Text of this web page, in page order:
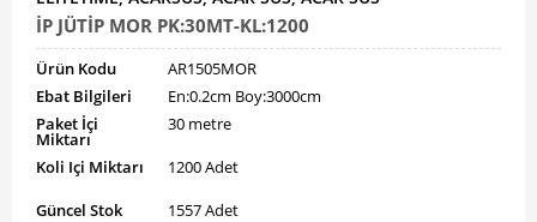
İP JÜTİP MOR PK:30MT-KL:1200
Ürün Kodu
AR1505MOR
Ebat Bilgileri
En:0.2cm Boy:3000cm
Paket İçi
Miktarı
30 metre
Koli Içi Miktarı
1200 Adet
Güncel Stok
1557 Adet